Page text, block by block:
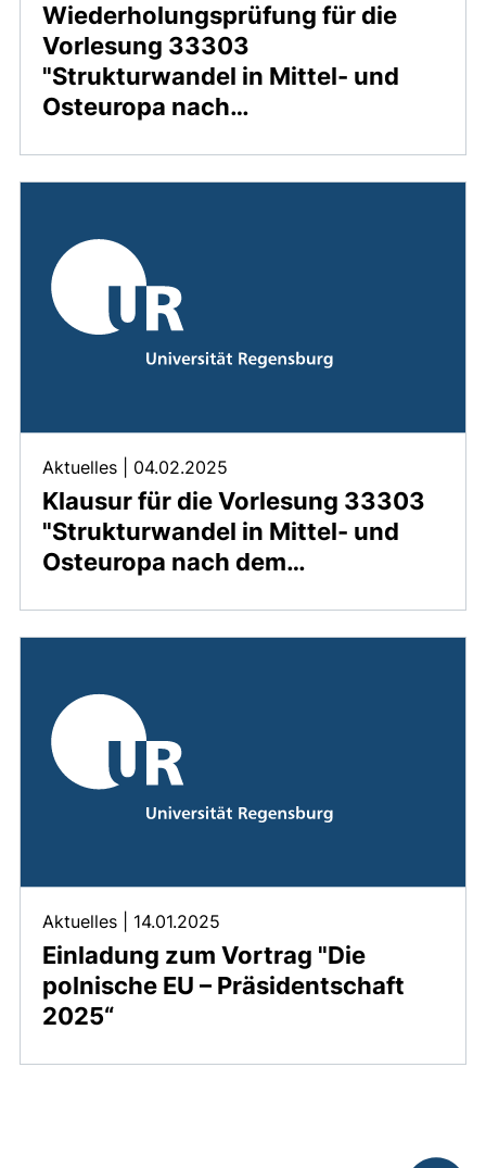
Wiederholungsprüfung für die
Vorlesung 33303
"Strukturwandel in Mittel- und
Osteuropa nach…
Klausur für die Vorlesung 33303
"Strukturwandel in Mittel- und
Osteuropa nach dem…
Aktuelles 04.02.2025
Einladung zum Vortrag "Die
polnische EU – Präsidentschaft
2025“
Aktuelles 14.01.2025